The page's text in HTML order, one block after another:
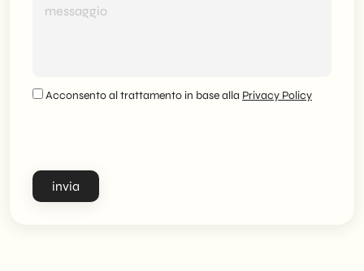
Acconsento al trattamento in base alla Privacy Policy